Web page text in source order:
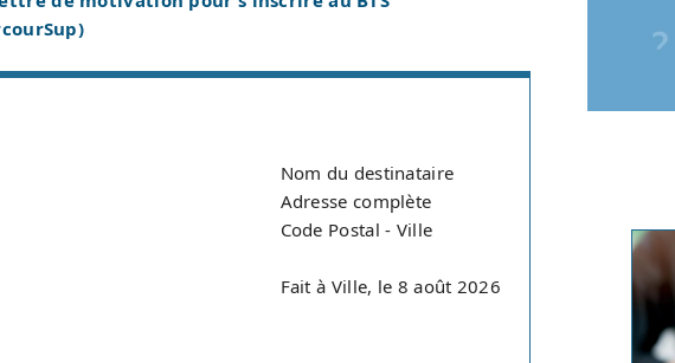
Nom du destinataire
Adresse complète
Code Postal - Ville
Fait à Ville, le 8 août 2026